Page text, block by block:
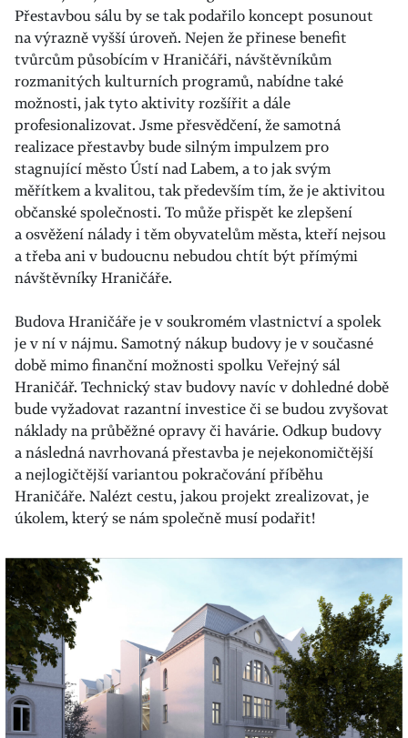
Přestavbou sálu by se tak podařilo koncept posunout
na výrazně vyšší úroveň. Nejen že přinese benefit
tvůrcům působícím v Hraničáři, návštěvníkům
rozmanitých kulturních programů, nabídne také
možnosti, jak tyto aktivity rozšířit a dále
profesionalizovat. Jsme přesvědčení, že samotná
realizace přestavby bude silným impulzem pro
stagnující město Ústí nad Labem, a to jak svým
měřítkem a kvalitou, tak především tím, že je aktivitou
občanské společnosti. To může přispět ke zlepšení
a osvěžení nálady i těm obyvatelům města, kteří nejsou
a třeba ani v budoucnu nebudou chtít být přímými
návštěvníky Hraničáře.
Budova Hraničáře je v soukromém vlastnictví a spolek
je v ní v nájmu. Samotný nákup budovy je v současné
době mimo finanční možnosti spolku Veřejný sál
Hraničář. Technický stav budovy navíc v dohledné době
bude vyžadovat razantní investice či se budou zvyšovat
náklady na průběžné opravy či havárie. Odkup budovy
a následná navrhovaná přestavba je nejekonomičtější
a nejlogičtější variantou pokračování příběhu
Hraničáře. Nalézt cestu, jakou projekt zrealizovat, je
úkolem, který se nám společně musí podařit!